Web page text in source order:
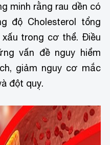
minh rằng rau dền có
độ Cholesterol tổng
xấu trong cơ thể. Điều
vấn đề nguy hiểm
giảm nguy cơ mắc
đột quỵ.